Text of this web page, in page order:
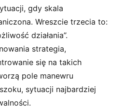
gdy skala
Wreszcie trzecia to:
działania”.
strategia,
się na takich
pole manewru
sytuacji najbardziej